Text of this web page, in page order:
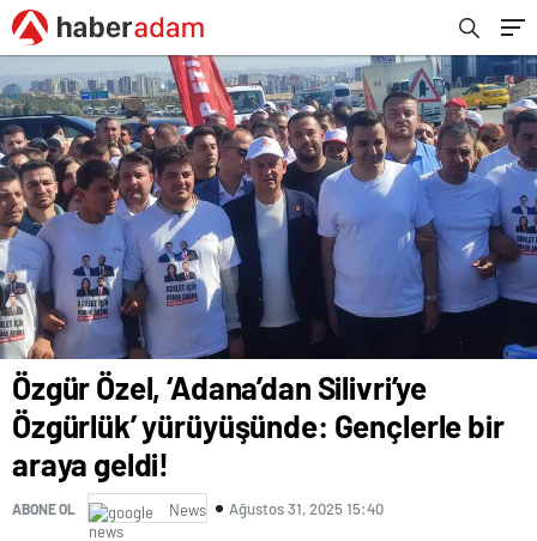
Özgür Özel, ‘Adana’dan Silivri’ye
Özgürlük’ yürüyüşünde: Gençlerle bir
araya geldi!
ABONE OL News Ağustos 31, 2025 15:40